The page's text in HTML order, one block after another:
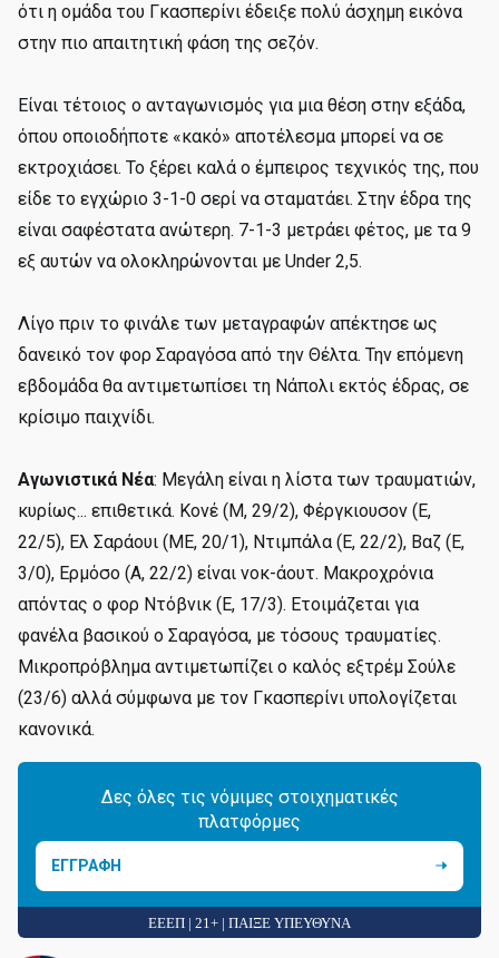
ότι η ομάδα του Γκασπερίνι έδειξε πολύ άσχημη εικόνα
στην πιο απαιτητική φάση της σεζόν.
Είναι τέτοιος ο ανταγωνισμός για μια θέση στην εξάδα,
όπου οποιοδήποτε «κακό» αποτέλεσμα μπορεί να σε
εκτροχιάσει. Το ξέρει καλά ο έμπειρος τεχνικός της, που
είδε το εγχώριο 3-1-0 σερί να σταματάει. Στην έδρα της
είναι σαφέστατα ανώτερη. 7-1-3 μετράει φέτος, με τα 9
εξ αυτών να ολοκληρώνονται με Under 2,5.
Λίγο πριν το φινάλε των μεταγραφών απέκτησε ως
δανεικό τον φορ Σαραγόσα από την Θέλτα. Την επόμενη
εβδομάδα θα αντιμετωπίσει τη Νάπολι εκτός έδρας, σε
κρίσιμο παιχνίδι.
Αγωνιστικά Νέα: Μεγάλη είναι η λίστα των τραυματιών,
κυρίως... επιθετικά. Κονέ (Μ, 29/2), Φέργκιουσον (Ε,
22/5), Ελ Σαράουι (ΜΕ, 20/1), Ντιμπάλα (Ε, 22/2), Βαζ (Ε,
3/0), Ερμόσο (Α, 22/2) είναι νοκ-άουτ. Μακροχρόνια
απόντας ο φορ Ντόβνικ (Ε, 17/3). Ετοιμάζεται για
φανέλα βασικού ο Σαραγόσα, με τόσους τραυματίες.
Μικροπρόβλημα αντιμετωπίζει ο καλός εξτρέμ Σούλε
(23/6) αλλά σύμφωνα με τον Γκασπερίνι υπολογίζεται
κανονικά.
Δες όλες τις νόμιμες στοιχηματικές
πλατφόρμες
ΕΓΓΡΑΦΗ
ΕΕΕΠ | 21+ | ΠΑΙΞΕ ΥΠΕΥΘΥΝΑ